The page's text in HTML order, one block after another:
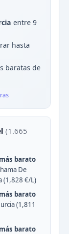
entre 9
hasta
baratas de
(1.665
barato
De
(1,828 €/L)
barato
(1,811
barato